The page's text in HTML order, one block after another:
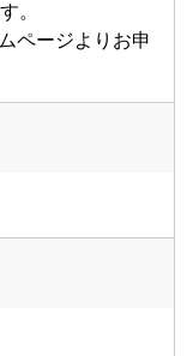
。
ページよりお申